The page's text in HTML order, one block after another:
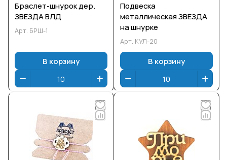
Браслет-шнурок дер.
ЗВЕЗДА ВЛД
Арт. БРШ-1
В корзину
Подвеска
металлическая ЗВЕЗДА
на шнурке
Арт. КУЛ-20
В корзину